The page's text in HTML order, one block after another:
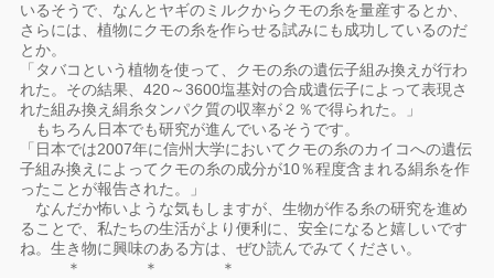
いるそうで、なんとヤギのミルクからクモの糸を量産するとか、
さらには、植物にクモの糸を作らせる試みにも成功しているのだ
とか。
「タバコという植物を使って、クモの糸の遺伝子組み換えが行わ
れた。その結果、420～3600塩基対の合成遺伝子によって表現さ
れた組み換え絹糸タンパク質の収率が２％で得られた。」
もちろん日本でも研究が進んでいるそうです。
「日本では2007年に信州大学においてクモの糸のカイコへの遺伝
子組み換えによってクモの糸の成分が10％程度含まれる絹糸を作
ったことが報告された。」
なんだか怖いような気もしますが、生物が作る糸の研究を進め
ることで、私たちの生活がより便利に、安全になると嬉しいです
ね。生き物に興味のある方は、ぜひ読んでみてください。
＊ ＊ ＊